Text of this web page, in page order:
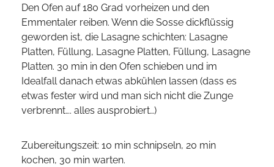
Den Ofen auf 180 Grad vorheizen und den
Emmentaler reiben. Wenn die Sosse dickflüssig
geworden ist, die Lasagne schichten: Lasagne
Platten, Füllung, Lasagne Platten, Füllung, Lasagne
Platten. 30 min in den Ofen schieben und im
Idealfall danach etwas abkühlen lassen (dass es
etwas fester wird und man sich nicht die Zunge
verbrennt…. alles ausprobiert…)
Zubereitungszeit: 10 min schnipseln, 20 min
kochen, 30 min warten.